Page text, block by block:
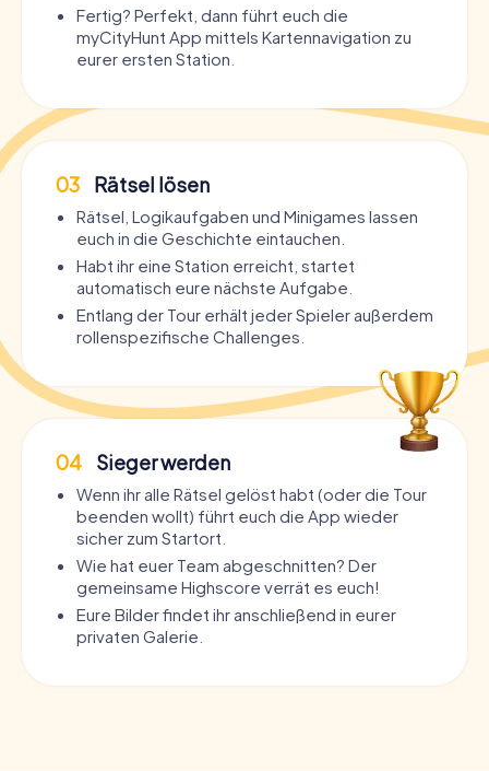
Fertig? Perfekt, dann führt euch die
myCityHunt App mittels Kartennavigation zu
eurer ersten Station.
03 Rätsel lösen
Rätsel, Logikaufgaben und Minigames lassen
euch in die Geschichte eintauchen.
Habt ihr eine Station erreicht, startet
automatisch eure nächste Aufgabe.
Entlang der Tour erhält jeder Spieler außerdem
rollenspezifische Challenges.
04 Sieger werden
Wenn ihr alle Rätsel gelöst habt (oder die Tour
beenden wollt) führt euch die App wieder
sicher zum Startort.
Wie hat euer Team abgeschnitten? Der
gemeinsame Highscore verrät es euch!
Eure Bilder findet ihr anschließend in eurer
privaten Galerie.